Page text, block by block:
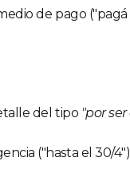
de pago ("pagá
del tipo "por
("hasta el 30/